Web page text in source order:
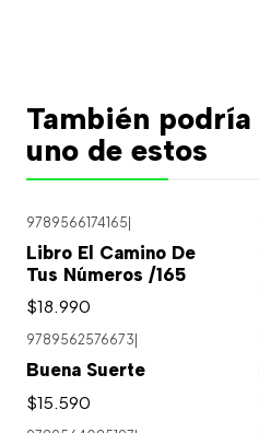
También
uno de estos
9789566174165
Libro El Camino De
Tus Números /165
$18.990
9789562576673
Buena Suerte
$15.590